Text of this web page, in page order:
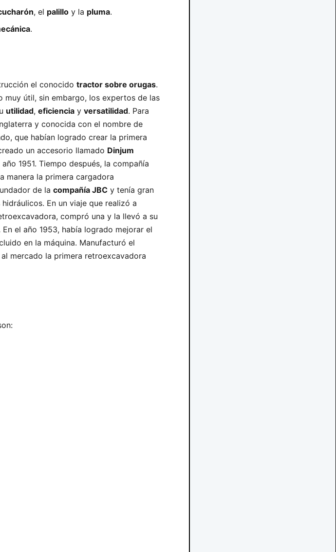
, el palillo y la pluma.
.
el conocido tractor sobre orugas.
muy útil, sin embargo, los expertos de las
utilidad, eficiencia y versatilidad. Para
y conocida con el nombre de
que habían logrado crear la primera
un accesorio llamado Dinjum
1951. Tiempo después, la compañía
manera la primera cargadora
de la compañía JBC y tenía gran
En un viaje que realizó a
compró una y la llevó a su
el año 1953, había logrado mejorar el
en la máquina. Manufacturó el
mercado la primera retroexcavadora